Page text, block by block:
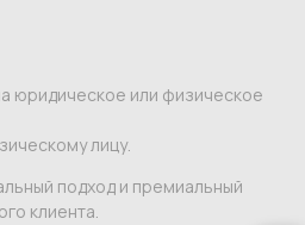
юридическое или физическое
лицу.
подход и премиальный
клиента.